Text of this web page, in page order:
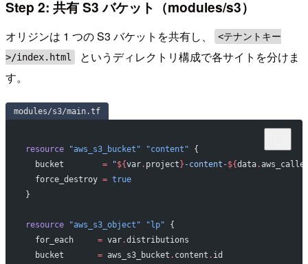
Step 2: 共有 S3 バケット（modules/s3）
オリジンは 1 つの S3 バケットを共有し、
<テナントキー
>/index.html
というディレクトリ構成で各サイトを分けま
す。
modules/s3/main.tf
resource "aws_s3_bucket" "content" {
  bucket
        =
"${var. project} -content-${data.
  force_destroy
= true
}
resource "aws_s3_object" "lp" {
  for_each
     =
var.distributions
  bucket
       =
aws_s3_bucket . content . id